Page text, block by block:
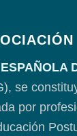
se
por